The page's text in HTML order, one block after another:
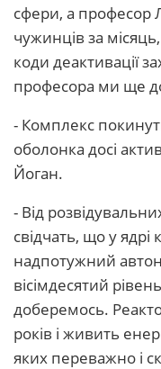
сфери, а професор
чужинців за
коди деактивації
професора ми ще
- Комплекс
оболонка досі
Йоган.
- Від
свідчать, що у
надпотужний
вісімдесятий
доберемось.
років і живить
яких переважно і